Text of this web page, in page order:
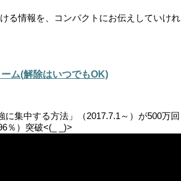
る情報を、コンパクトにお伝えしていけれ
ム(解除はいつでもOK)
集中する方法」（2017.7.1～）が500万回
％）突破<(_ _)>